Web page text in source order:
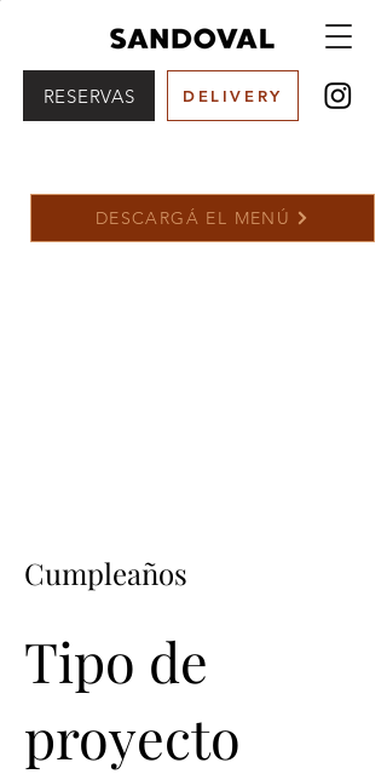
RESERVAS DELIVERY
DESCARGÁ EL MENÚ
Cumpleaños
Tipo de
proyecto